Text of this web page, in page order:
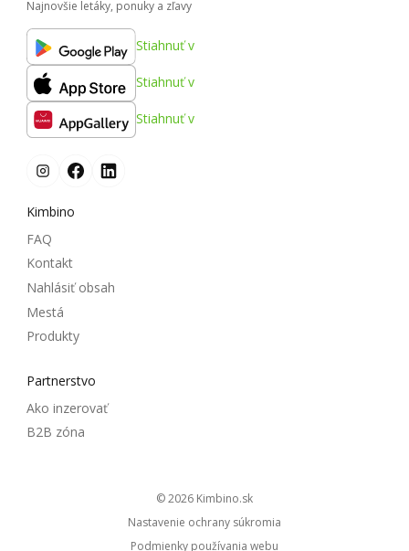
Najnovšie letáky, ponuky a zľavy
Stiahnuť v
Stiahnuť v
Stiahnuť v
Kimbino
FAQ
Kontakt
Nahlásiť obsah
Mestá
Produkty
Partnerstvo
Ako inzerovať
B2B zóna
© 2026
kimbino.sk
Nastavenie ochrany súkromia
Podmienky používania webu